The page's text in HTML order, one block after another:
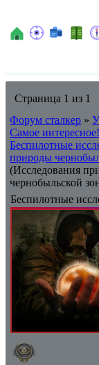
N
Страница 1 из 1
Форум сталкер »
Самое интересное!
Беспилотные
природы
(Исследования
чернобыльской
Беспилотные